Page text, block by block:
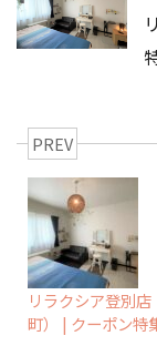
PREV
リラクシア登別店
町） | クーポン特